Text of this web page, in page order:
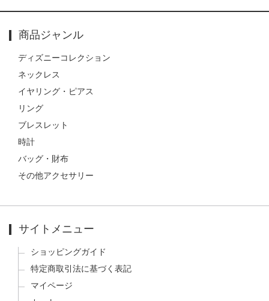
商品ジャンル
ディズニーコレクション
ネックレス
イヤリング・ピアス
リング
ブレスレット
時計
バッグ・財布
その他アクセサリー
サイトメニュー
ショッピングガイド
特定商取引法に基づく表記
マイページ